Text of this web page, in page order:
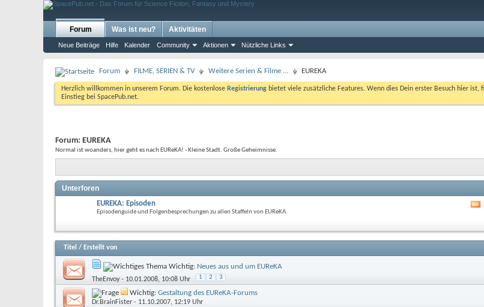
Forum
Neue Beiträge Hilfe Kalender Community Aktionen Nützliche Links
Was ist neu? Aktivitäten
Forum FILME, SERIEN & TV Weitere Serien & Filme ... EUREKA
Herzlich willkommen in unserem Forum. Die kostenlose Registrierung bietet viele zusätzliche Features. Wenn dies Dein erster Besuch hier ist,
Einstieg bei SpacePub.net.
Forum: EUREKA
Normal ist woanders, hier geht es nach EUReKA! - Kleine Stadt. Große Geheimnisse.
Unterforen
EUREKA: Episoden
Episodenguide und Folgenbesprechungen zu allen Staffeln von EUReKA.
Titel / Erstellt von
Wichtig: Neues aus und um EUReKA
TheEnvoy- 10.01.2008, 10:08 Uhr 1 2 3
Wichtig: Gestaltung des EUReKA-Forums
Dr.BrainFister - 11.10.2007, 12:19 Uhr